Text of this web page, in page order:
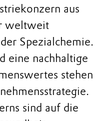
aus
weltweit
Spezialchemie.
eine nachhaltige
stehen
sind auf die